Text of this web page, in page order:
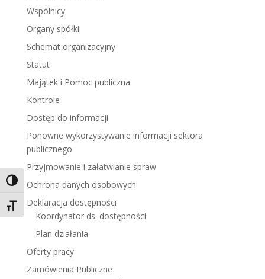
Toggle High Contrast
Toggle Font size
Wspólnicy
Organy spółki
Schemat organizacyjny
Statut
Majątek i Pomoc publiczna
Kontrole
Dostęp do informacji
Ponowne wykorzystywanie informacji sektora
publicznego
Przyjmowanie i załatwianie spraw
Ochrona danych osobowych
Deklaracja dostępności
Koordynator ds. dostępności
Plan działania
Oferty pracy
Zamówienia Publiczne